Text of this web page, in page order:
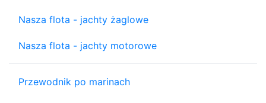
Nasza flota - jachty żaglowe
Nasza flota - jachty motorowe
Przewodnik po marinach